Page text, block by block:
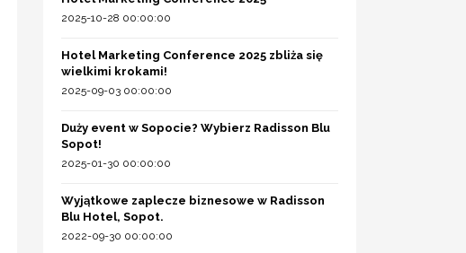
2025-10-28 00:00:00
Hotel Marketing Conference 2025 zbliża się
wielkimi krokami!
2025-09-03 00:00:00
Duży event w Sopocie? Wybierz Radisson Blu
Sopot!
2025-01-30 00:00:00
Wyjątkowe zaplecze biznesowe w Radisson
Blu Hotel, Sopot.
2022-09-30 00:00:00